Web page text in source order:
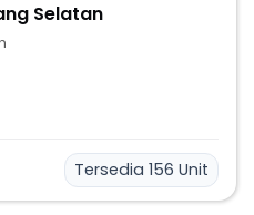
Selatan
Tersedia 156 Unit